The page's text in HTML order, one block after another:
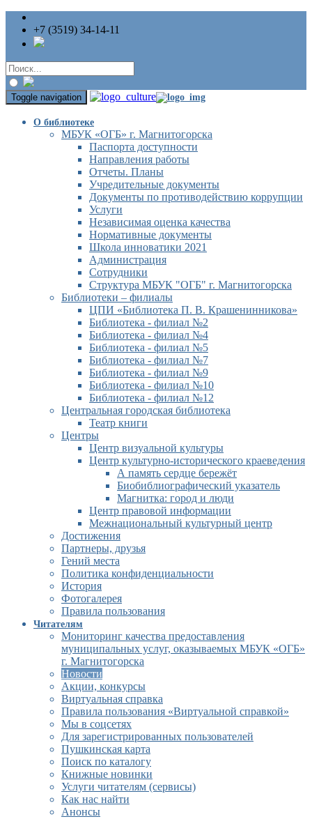
+7 (3519) 34-14-11
Toggle navigation
О библиотеке
МБУК «ОГБ» г. Магнитогорска
Паспорта доступности
Направления работы
Отчеты. Планы
Учредительные документы
Документы по противодействию коррупции
Услуги
Независимая оценка качества
Нормативные документы
Школа инноватики 2021
Администрация
Сотрудники
Структура МБУК "ОГБ" г. Магнитогорска
Библиотеки – филиалы
ЦПИ «Библиотека П. В. Крашенинникова»
Библиотека - филиал №2
Библиотека - филиал №4
Библиотека - филиал №5
Библиотека - филиал №7
Библиотека - филиал №9
Библиотека - филиал №10
Библиотека - филиал №12
Центральная городская библиотека
Театр книги
Центры
Центр визуальной культуры
Центр культурно-исторического краеведения
А память сердце бережёт
Биобиблиографический указатель
Магнитка: город и люди
Центр правовой информации
Межнациональный культурный центр
Достижения
Партнеры, друзья
Гений места
Политика конфиденциальности
История
Фотогалерея
Правила пользования
Читателям
Мониторинг качества предоставления
муниципальных услуг, оказываемых МБУК «ОГБ»
г. Магнитогорска
Новости
Акции, конкурсы
Виртуальная справка
Правила пользования «Виртуальной справкой»
Мы в соцсетях
Для зарегистрированных пользователей
Пушкинская карта
Поиск по каталогу
Книжные новинки
Услуги читателям (сервисы)
Как нас найти
Анонсы